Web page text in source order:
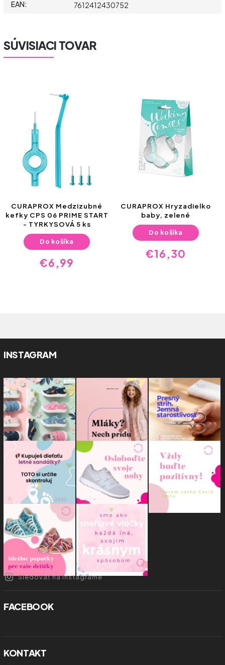
EAN: 7612412430752
SÚVISIACI TOVAR
CURAPROX Medzizubné
kefky CPS 06 PRIME START
- TYRKYSOVÁ 5 ks
€6,99
Do košíka
CURAPROX Hryzadielko
baby, zelené
€16,30
Do košíka
INSTAGRAM
Sledovať na Instagrame
FACEBOOK
KONTAKT